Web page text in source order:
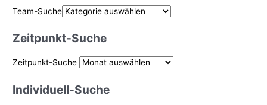
Team-Suche
Zeitpunkt-Suche
Zeitpunkt-Suche
Individuell-Suche